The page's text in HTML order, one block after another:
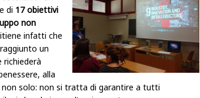
di 17 obiettivi
non
infatti che
un
richiederà
alla
non solo: non si tratta di garantire a tutti